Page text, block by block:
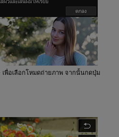
เพื่อเลือกโหมดถ่ายภาพ จากนั้นกดปุ่ม